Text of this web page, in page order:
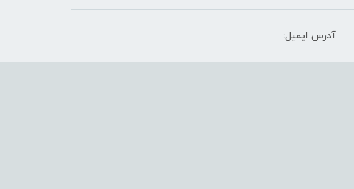
آدرس ایمیل: